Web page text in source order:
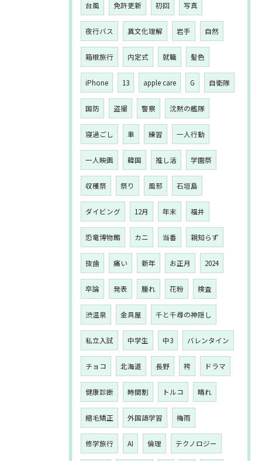
台風 免許更新 初回 写真
夜行バス 異文化理解 岩手 自然
箱根旅行 内定式 就職 髪色
iPhone 13 apple care G 自衛隊
国防 盗撮 警察 沈黙の艦隊
寝過ごし 車 練習 一人行動
一人映画 韓国 推し活 学園祭
収穫祭 祭り 風邪 石垣島
ダイビング 12月 年末 福井
恐竜博物館 カニ 当番 親知らず
抜歯 痛い 新年 お正月 2024
卒論 発表 腫れ 花粉 検査
渋温泉 金具屋 千と千尋の神隠し
私立入試 中学生 中3 バレンタイン
チョコ 北海道 長野 袴 ドラマ
健康診断 時間割 トルコ 晴れ
縮毛矯正 外国語学習 梅雨
修学旅行 AI 倫理 テクノロジー